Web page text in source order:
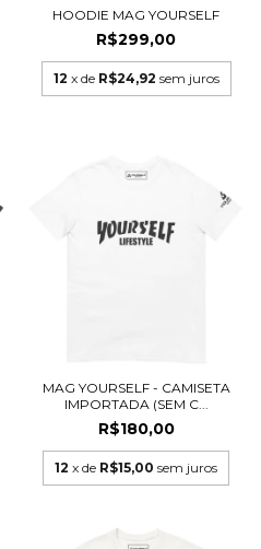
HOODIE MAG YOURSELF
R$299,00
12 x de R$24,92 sem juros
MAG YOURSELF - CAMISETA
IMPORTADA (SEM C...
R$180,00
12 x de R$15,00 sem juros